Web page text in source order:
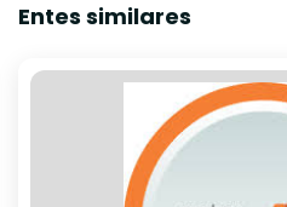
Entes similares